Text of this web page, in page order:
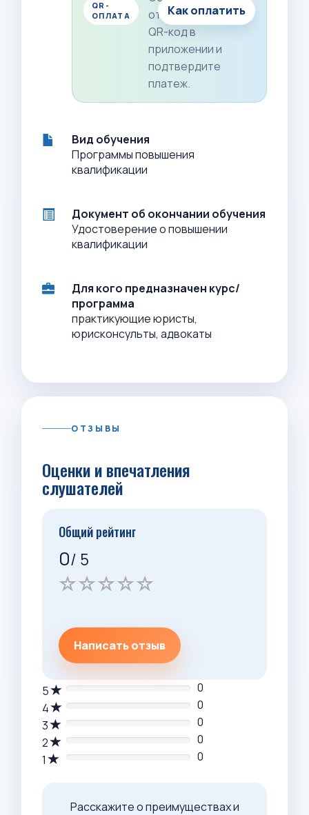
QR-
ОПЛАТА
отсканируйте
QR-код в
приложении и
подтвердите
платеж.
Как оплатить
Вид обучения
Программы повышения
квалификации
Документ об окончании обучения
Удостоверение о повышении
квалификации
Для кого предназначен курс/
программа
практикующие юристы,
юрисконсульты, адвокаты
ОТЗЫВЫ
Оценки и впечатления
слушателей
Общий рейтинг
0/ 5
Написать отзыв
5
0
4
0
3
0
2
0
1
0
Расскажите о преимуществах и